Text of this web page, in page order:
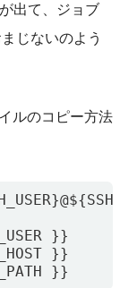
出て、ジョブ
じないのよう
ルのコピー方法
}}
}}